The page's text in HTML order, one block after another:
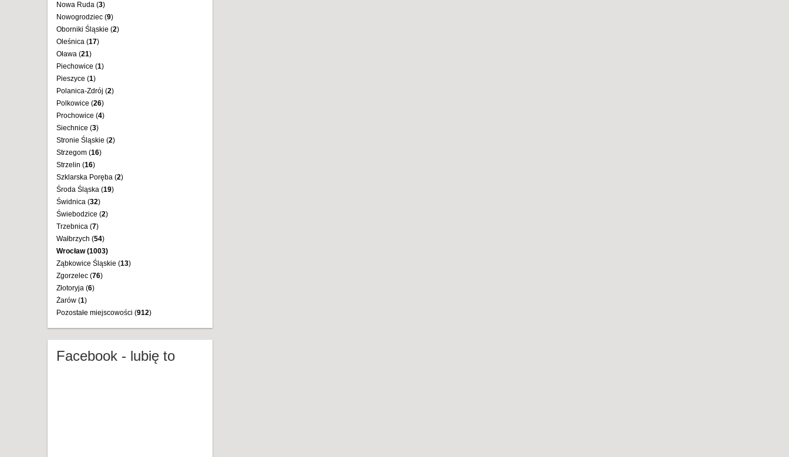
Nowa Ruda (3)
Nowogrodziec (9)
Oborniki Śląskie (2)
Oleśnica (17)
Oława (21)
Piechowice (1)
Pieszyce (1)
Polanica-Zdrój (2)
Polkowice (26)
Prochowice (4)
Siechnice (3)
Stronie Śląskie (2)
Strzegom (16)
Strzelin (16)
Szklarska Poręba (2)
Środa Śląska (19)
Świdnica (32)
Świebodzice (2)
Trzebnica (7)
Wałbrzych (54)
Wrocław (1003)
Ząbkowice Śląskie (13)
Zgorzelec (76)
Złotoryja (6)
Żarów (1)
Pozostałe miejscowości (912)
Facebook - lubię to